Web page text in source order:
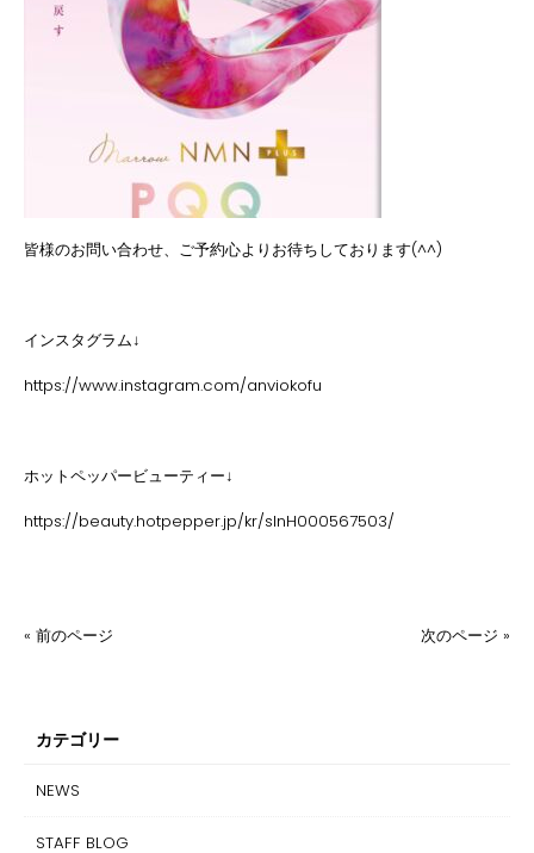
皆様のお問い合わせ、ご予約心よりお待ちしております(^^)
インスタグラム↓
https://www.instagram.com/anviokofu
ホットペッパービューティー↓
https://beauty.hotpepper.jp/kr/slnH000567503/
« 前のページ 次のページ »
カテゴリー
NEWS
STAFF BLOG